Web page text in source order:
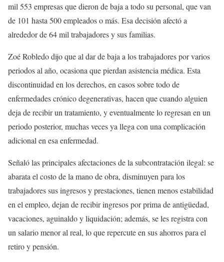
mil 553 empresas que dieron de baja a todo su personal, que van
de 101 hasta 500 empleados o más. Esa decisión afectó a
alrededor de 64 mil trabajadores y sus familias.
Zoé Robledo dijo que al dar de baja a los trabajadores por varios
periodos al año, ocasiona que pierdan asistencia médica. Esta
discontinuidad en los derechos, en casos sobre todo de
enfermedades crónico degenerativas, hacen que cuando alguien
deja de recibir un tratamiento, y eventualmente lo regresan en un
periodo posterior, muchas veces ya llega con una complicación
adicional en esa enfermedad.
Señaló las principales afectaciones de la subcontratación ilegal: se
abarata el costo de la mano de obra, disminuyen para los
trabajadores sus ingresos y prestaciones, tienen menos estabilidad
en el empleo, dejan de recibir ingresos por prima de antigüedad,
vacaciones, aguinaldo y liquidación; además, se les registra con
un salario menor al real, lo que repercute en sus ahorros para el
retiro y pensión.